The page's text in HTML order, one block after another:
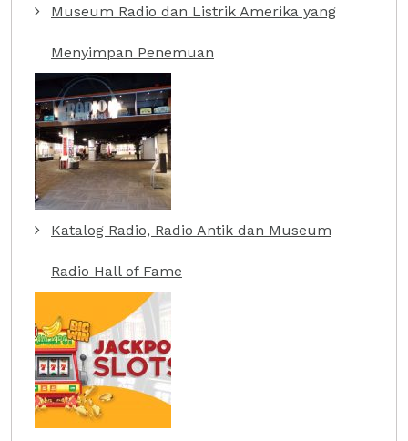
Museum Radio dan Listrik Amerika yang
Menyimpan Penemuan
Katalog Radio, Radio Antik dan Museum
Radio Hall of Fame